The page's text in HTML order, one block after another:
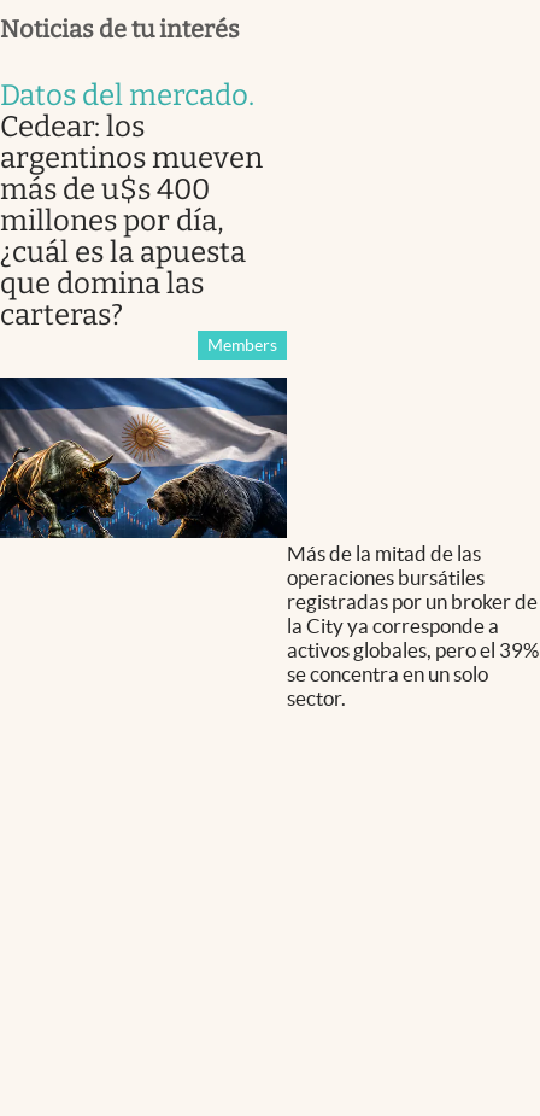
Noticias de tu interés
Datos del mercado.
Cedear: los
argentinos mueven
más de u$s 400
millones por día,
¿cuál es la apuesta
que domina las
carteras?
Members
Más de la mitad de las
operaciones bursátiles
registradas por un broker de
la City ya corresponde a
activos globales, pero el 39%
se concentra en un solo
sector.